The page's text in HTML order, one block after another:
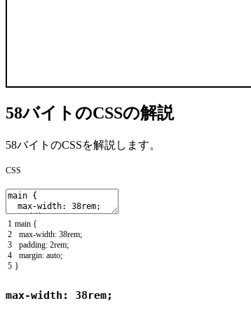
58バイトのCSSの解説
58バイトのCSSを解説します。
CSS
1
2
3
4
5
main {
max-width: 38rem;
padding: 2rem;
margin: auto;
}
max-width: 38rem;